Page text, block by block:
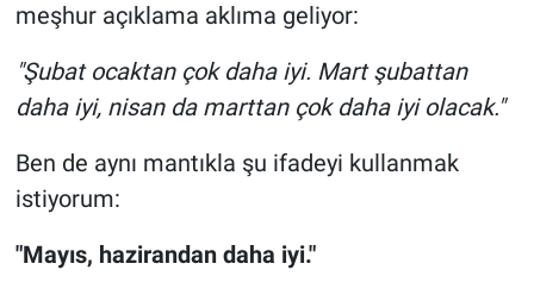
meşhur açıklama aklıma geliyor:
"Şubat ocaktan çok daha iyi. Mart şubattan
daha iyi, nisan da marttan çok daha iyi olacak."
Ben de aynı mantıkla şu ifadeyi kullanmak
istiyorum:
"Mayıs, hazirandan daha iyi."